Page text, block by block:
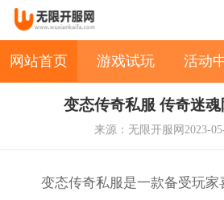
网站首页 游戏试玩 活动
变态传奇私服 传奇迷
来源：无限开服网2023-
变态传奇私服是一款备受玩